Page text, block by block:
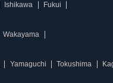
Ishikawa Fukui
Wakayama
Yamaguchi Tokushima